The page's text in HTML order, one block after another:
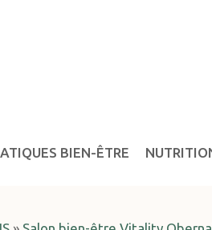
BIEN-ÊTRE